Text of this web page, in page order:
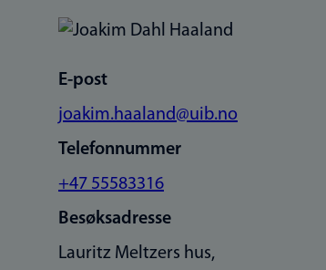
E-post
joakim.haaland@uib.no
Telefonnummer
+47 55583316
Besøksadresse
Lauritz Meltzers hus,